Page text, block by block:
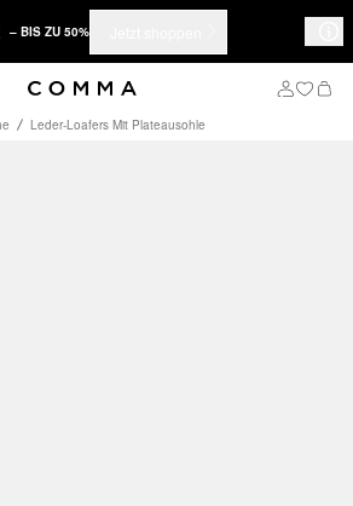
– BIS ZU 50%
Leder-Loafers Mit Plateausohle